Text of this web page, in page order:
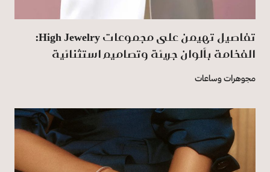
تفاصيل تهيمن على مجموعات High Jewelry:
الفخامة بألوان جريئة وتصاميم استثنائية
مجوهرات وساعات